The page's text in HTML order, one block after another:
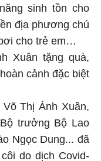
sinh tồn cho
địa phương chú
cho trẻ em…
Xuân tặng quà,
cảnh đặc biệt
Thị Ánh Xuân,
trưởng Bộ Lao
Ngọc Dung... đã
do dịch Covid-